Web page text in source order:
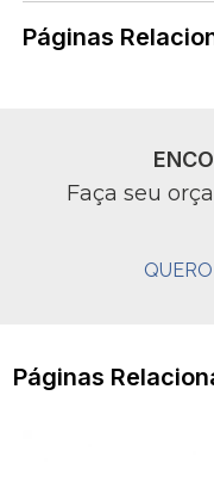
Páginas
Faça seu
Páginas